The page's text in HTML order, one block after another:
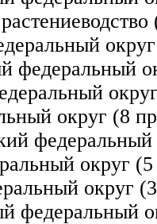
федеральный
округ (8
округ (5
округ
федеральный